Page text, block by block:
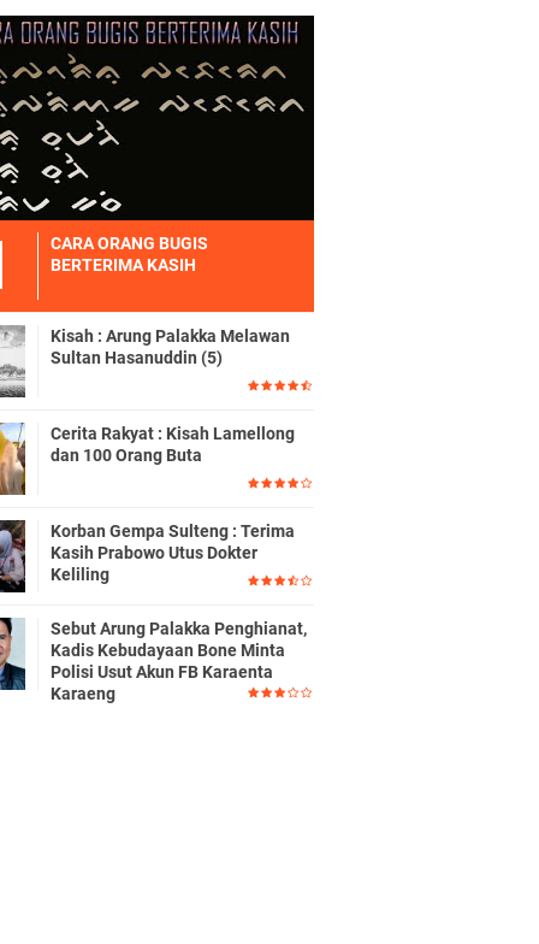
CARA ORANG BUGIS
BERTERIMA KASIH
Kisah : Arung Palakka Melawan
Sultan Hasanuddin (5)
Cerita Rakyat : Kisah Lamellong
dan 100 Orang Buta
Korban Gempa Sulteng : Terima
Kasih Prabowo Utus Dokter
Keliling
Sebut Arung Palakka Penghianat,
Kadis Kebudayaan Bone Minta
Polisi Usut Akun FB Karaenta
Karaeng